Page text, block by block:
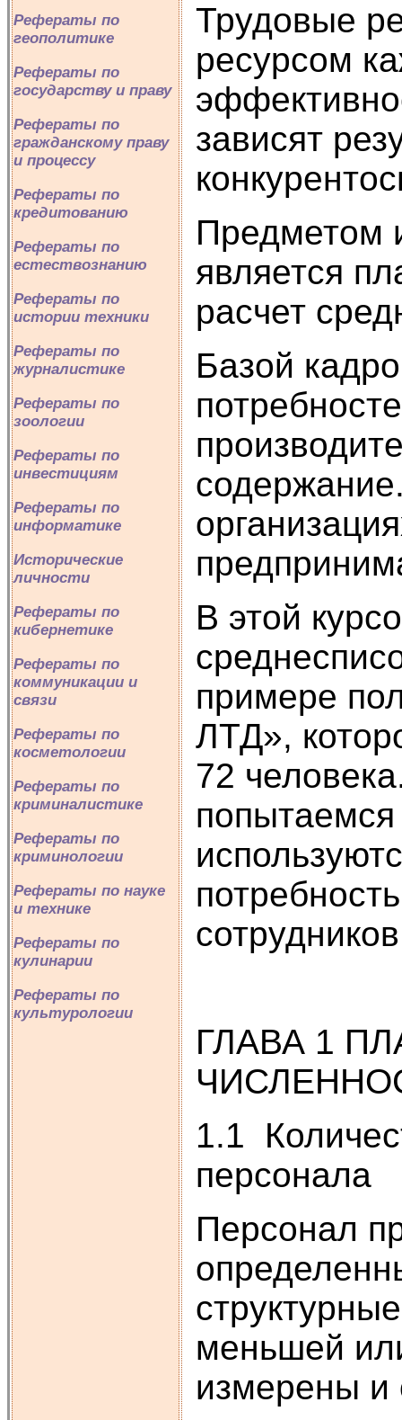
Рефераты по
геополитике
Рефераты по
государству и праву
Рефераты по
гражданскому праву
и процессу
Рефераты по
кредитованию
Рефераты по
естествознанию
Рефераты по
истории техники
Рефераты по
журналистике
Рефераты по
зоологии
Рефераты по
инвестициям
Рефераты по
информатике
Исторические
личности
Рефераты по
кибернетике
Рефераты по
коммуникации и
связи
Рефераты по
косметологии
Рефераты по
криминалистике
Рефераты по
криминологии
Рефераты по науке
и технике
Рефераты по
кулинарии
Рефераты по
культурологии
Трудовые
ресурсом
зависят
Предметом
является
расчет
Базой
В этой
примере
ЛТД»,
72
попытаемся
ГЛАВА 1
1.1
персонала
Персонал
меньшей
измерены